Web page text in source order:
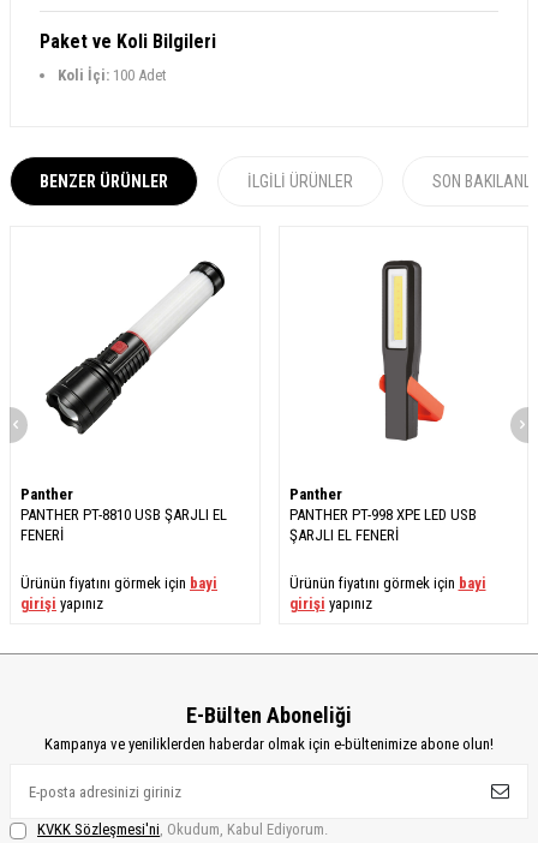
Paket ve Koli Bilgileri
Koli İçi: 100 Adet
BENZER ÜRÜNLER İLGILI ÜRÜNLER SON
Panther
PANTHER PT-8810 USB ŞARJLI EL
FENERİ
Ürünün fiyatını görmek için bayi
girişi yapınız
Panther
PANTHER PT-998 XPE LED USB
ŞARJLI EL FENERİ
Ürünün fiyatını görmek için bayi
girişi yapınız
E-Bülten Aboneliği
Kampanya ve yeniliklerden haberdar olmak için e-bültenimize abone olun!
KVKK Sözleşmesi'ni, Okudum, Kabul Ediyorum.